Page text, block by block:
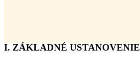
I. ZÁKLADNÉ USTANOVENIE